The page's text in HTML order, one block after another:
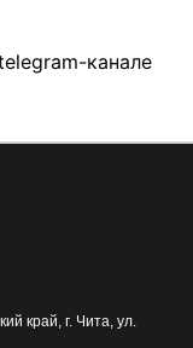
канале
край, г. Чита, ул.